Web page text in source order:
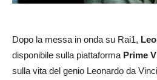
Dopo la messa in onda su Rai1,
disponibile sulla piattaforma Prime
sulla vita del genio Leonardo da